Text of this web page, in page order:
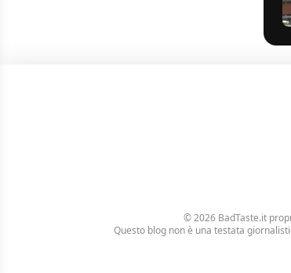
© 2026 BadTaste.it
Questo blog non è una testata